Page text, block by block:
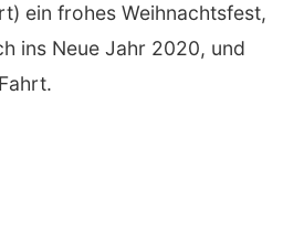
ein frohes Weihnachtsfest,
ins Neue Jahr 2020, und